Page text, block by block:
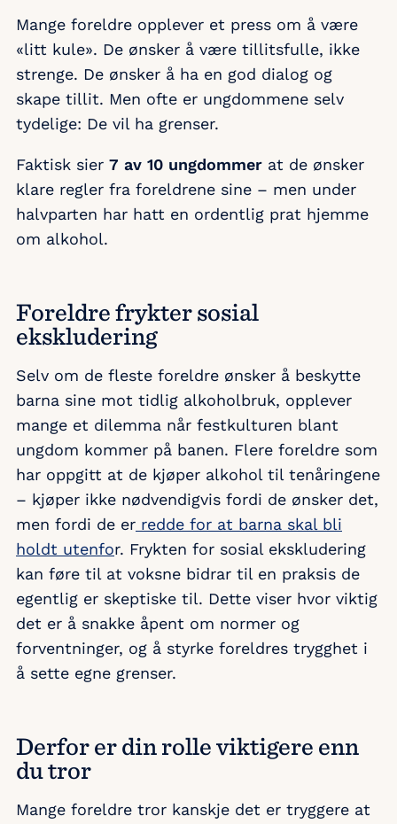
Mange foreldre opplever et press om å være
«litt kule». De ønsker å være tillitsfulle, ikke
strenge. De ønsker å ha en god dialog og
skape tillit. Men ofte er ungdommene selv
tydelige: De vil ha grenser.
Faktisk sier 7 av 10 ungdommer at de ønsker
klare regler fra foreldrene sine – men under
halvparten har hatt en ordentlig prat hjemme
om alkohol.
Foreldre frykter sosial
ekskludering
Selv om de fleste foreldre ønsker å beskytte
barna sine mot tidlig alkoholbruk, opplever
mange et dilemma når festkulturen blant
ungdom kommer på banen. Flere foreldre som
har oppgitt at de kjøper alkohol til tenåringene
– kjøper ikke nødvendigvis fordi de ønsker det,
men fordi de er redde for at barna skal bli
holdt utenfor. Frykten for sosial ekskludering
kan føre til at voksne bidrar til en praksis de
egentlig er skeptiske til. Dette viser hvor viktig
det er å snakke åpent om normer og
forventninger, og å styrke foreldres trygghet i
å sette egne grenser.
Derfor er din rolle viktigere enn
du tror
Mange foreldre tror kanskje det er tryggere at